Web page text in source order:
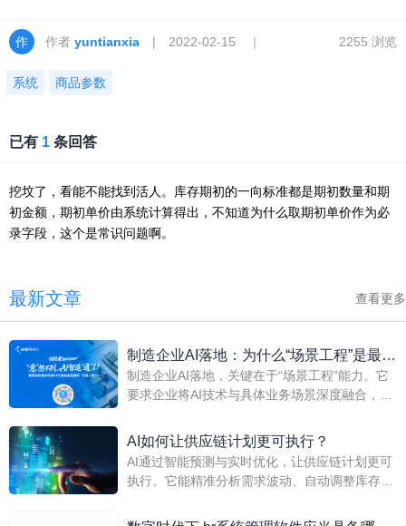
作者 yuntianxia | 2022-02-15 ｜
系统 商品参数
2255 浏览
已有 1 条回答
挖坟了，看能不能找到活人。库存期初的一向标准都是期初数量和期
初金额，期初单价由系统计算得出，不知道为什么取期初单价作为必
录字段，这个是常识问题啊。
最新文章 查看更多
制造企业AI落地：为什么“场景工程”是最稀
缺能力
制造企业AI落地，关键在于“场景工程”能力。它
要求企业将AI技术与具体业务场景深度融合，精
不仅是技术应用，更是对业务流程、组织协同和
商业模式的系统性重构，是当前AI从概念走向实
践中最稀缺的核心能力。
AI如何让供应链计划更可执行？
AI通过智能预测与实时优化，让供应链计划更可
执行。它能精准分析需求波动、自动调整库存策
与灵活性，帮助企业降本增效，实现供应链的敏